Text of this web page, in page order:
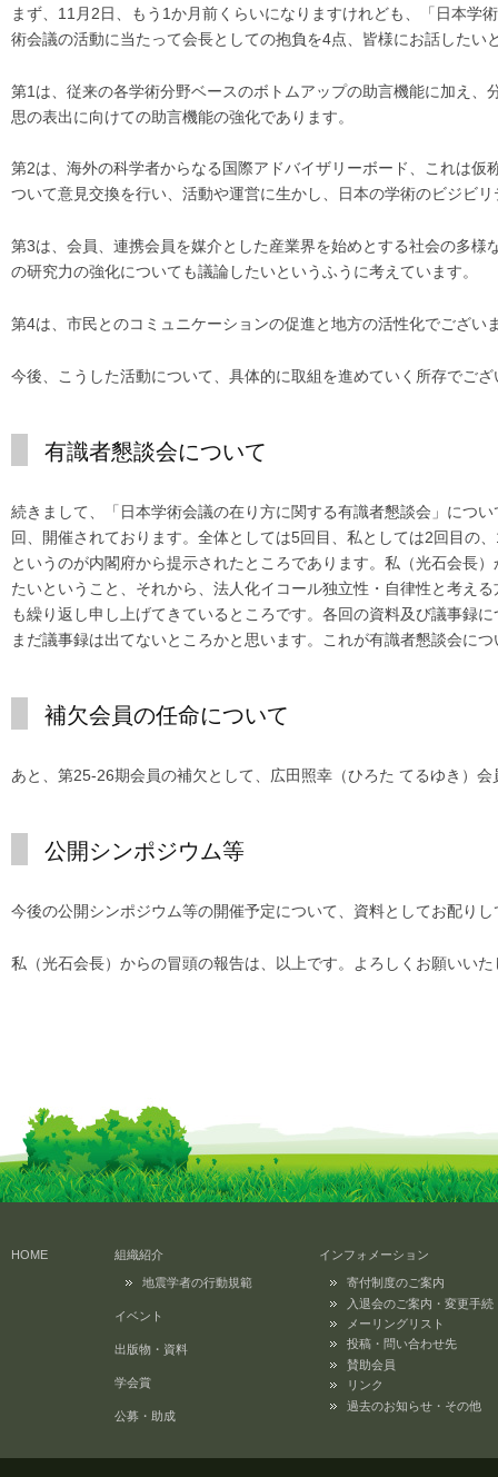
まず、11月2日、もう1か月前くらいになりますけれども、「日本学
術会議の活動に当たって会長としての抱負を4点、皆様にお話したい
第1は、従来の各学術分野ベースのボトムアップの助言機能に加え
思の表出に向けての助言機能の強化であります。
第2は、海外の科学者からなる国際アドバイザリーボード、これは
ついて意見交換を行い、活動や運営に生かし、日本の学術のビジビ
第3は、会員、連携会員を媒介とした産業界を始めとする社会の多
の研究力の強化についても議論したいというふうに考えています。
第4は、市民とのコミュニケーションの促進と地方の活性化でござい
今後、こうした活動について、具体的に取組を進めていく所存でござ
有識者懇談会について
続きまして、「日本学術会議の在り方に関する有識者懇談会」につ
回、開催されております。全体としては5回目、私としては2回目の
というのが内閣府から提示されたところであります。私（光石会長
たいということ、それから、法人化イコール独立性・自律性と考え
も繰り返し申し上げてきているところです。各回の資料及び議事録
まだ議事録は出てないところかと思います。これが有識者懇談会に
補欠会員の任命について
あと、第25-26期会員の補欠として、広田照幸（ひろた てるゆき）
公開シンポジウム等
今後の公開シンポジウム等の開催予定について、資料としてお配り
私（光石会長）からの冒頭の報告は、以上です。よろしくお願いいた
HOME 組織紹介
地震学者の行動規範
イベント
出版物・資料
学会賞
公募・助成
インフォメーション
寄付制度のご案内
入退会のご案内・変更手続
メーリングリスト
投稿・問い合わせ先
賛助会員
リンク
過去のお知らせ・その他